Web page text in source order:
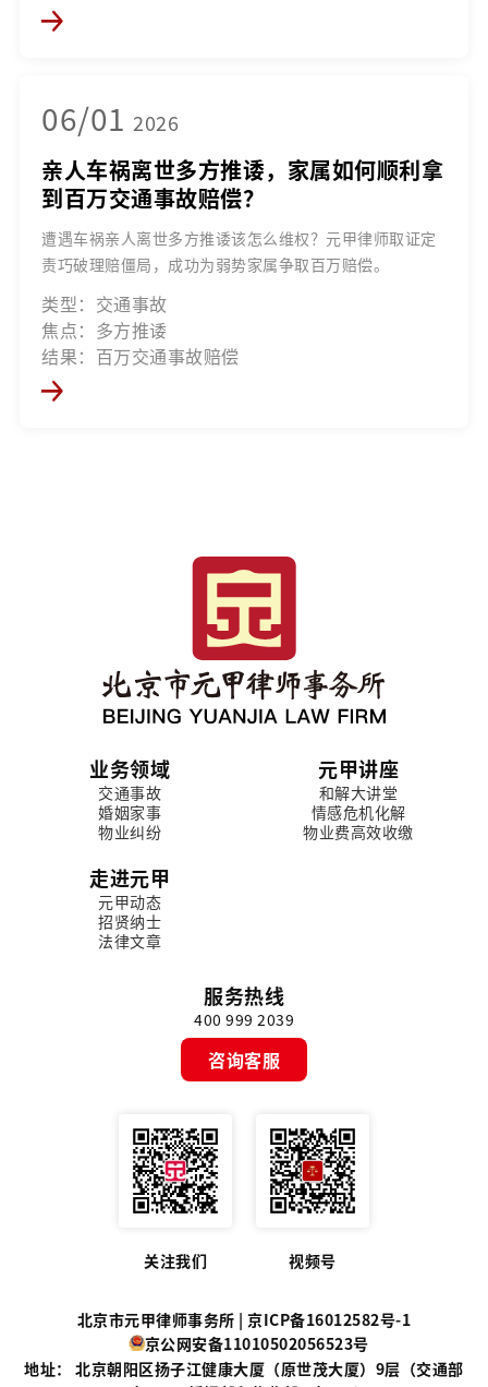
06/01 2026
亲人车祸离世多方推诿，家属如何顺利拿
到百万交通事故赔偿？
遭遇车祸亲人离世多方推诿该怎么维权？元甲律师取证定
责巧破理赔僵局，成功为弱势家属争取百万赔偿。
类型：交通事故
焦点：多方推诿
结果：百万交通事故赔偿
业务领域
交通事故
婚姻家事
物业纠纷
元甲讲座
和解大讲堂
情感危机化解
物业费高效收缴
走进元甲
元甲动态
招贤纳士
法律文章
服务热线
400 999 2039
咨询客服
关注我们 视频号
北京市元甲律师事务所 |京ICP备16012582号-1
京公网安备11010502056523号
地址： 北京朝阳区扬子江健康大厦（原世茂大厦）9层（交通部